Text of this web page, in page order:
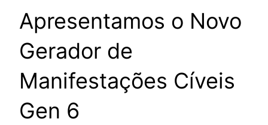
Apresentamos o Novo
Gerador de
Manifestações Cíveis
Gen 6